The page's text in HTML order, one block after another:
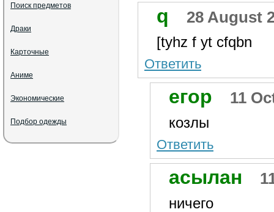
q 28 August
[tyhz f yt cfqbn
Ответить
егор 11
козлы
Ответить
асылан
ничего
Поиск предметов
Драки
Карточные
Аниме
Экономические
Подбор одежды